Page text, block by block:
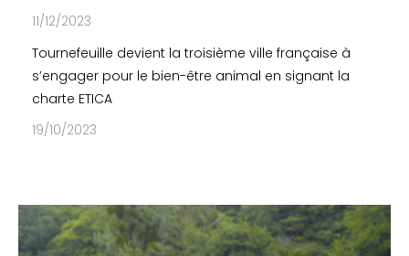
11/12/2023
Tournefeuille devient la troisième ville française à
s’engager pour le bien-être animal en signant la
charte ETICA
19/10/2023